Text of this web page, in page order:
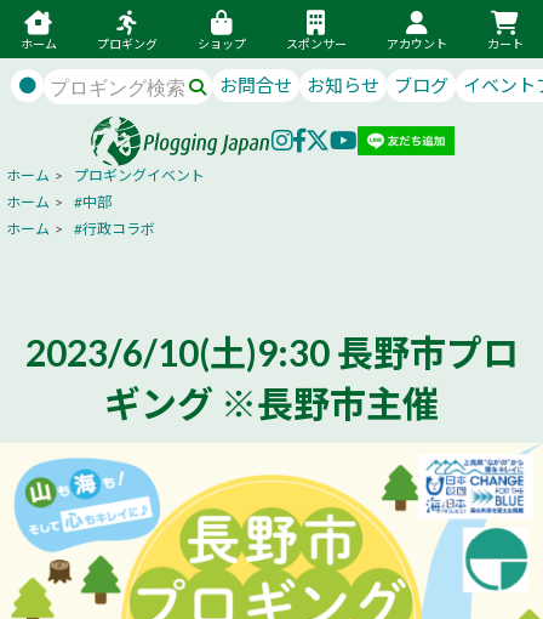
ホーム プロギング ショップ スポンサー アカウント カート
● お問合せ お知らせ ブログ イベント
ホーム >
プロギングイベント
ホーム >
#中部
ホーム > #行政コラボ
2023/6/10(土)9:30 長野市プロ
ギング ※長野市主催